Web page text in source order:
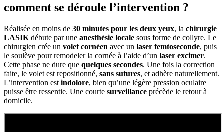
comment se déroule l’intervention ?
Réalisée en moins de 30 minutes pour les deux yeux, la chirurgie
LASIK débute par une anesthésie locale sous forme de collyre. Le
chirurgien crée un volet cornéen avec un laser femtoseconde, puis
le soulève pour remodeler la cornée à l’aide d’un laser excimer.
Cette phase ne dure que quelques secondes. Une fois la correction
faite, le volet est repositionné, sans sutures, et adhère naturellement.
L’intervention est indolore, bien qu’une légère pression oculaire
puisse être ressentie. Une courte surveillance précède le retour à
domicile.